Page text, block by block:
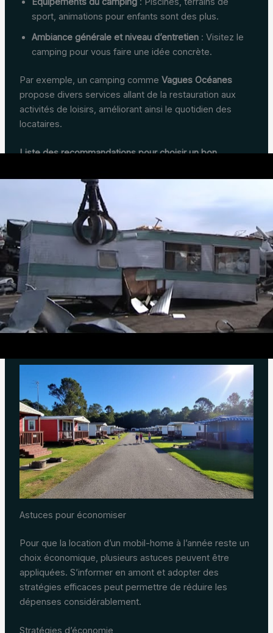
sport, animations pour enfants sont des plus.
Ambiance générale et niveau d’entretien: Visitez le
camping pour vous faire une idée concrète.
Par exemple, un camping comme Vagues Océanes
propose divers services allant de la restauration aux
activités de loisirs, améliorant ainsi le quotidien des
locataires.
Liste des recommandations pour choisir un bon
Visiter le camping avant de louer pour évaluer l’état
des infrastructures.
Consulter les avis de locataires actuels ou passés
pour obtenir un retour d’expérience.
Comparer les offres similaires de différents
campings.
Avoir une idée claire des équipements disponibles et
des infrastructures peut aider à rencontrer les besoins
Astuces pour économiser
Pour que la location d’un mobil-home à l’année reste un
choix économique, plusieurs astuces peuvent être
appliquées. S’informer en amont et adopter des
stratégies efficaces peut permettre de réduire les
dépenses considérablement.
Stratégies d’économie